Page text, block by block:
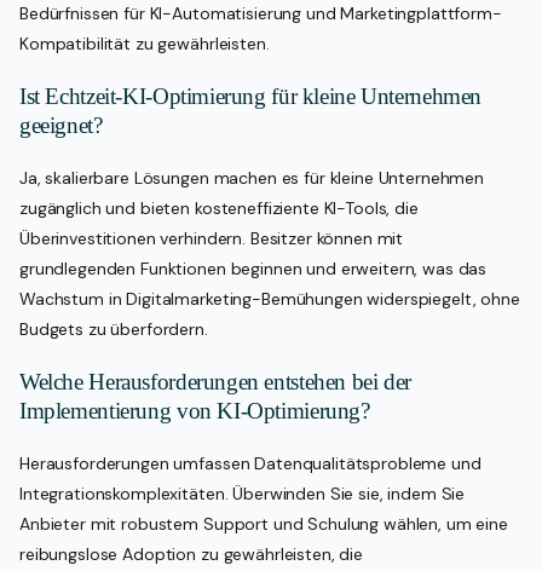
Bedürfnissen für KI-Automatisierung und Marketingplattform-
Kompatibilität zu gewährleisten.
Ist Echtzeit-KI-Optimierung für kleine Unternehmen
geeignet?
Ja, skalierbare Lösungen machen es für kleine Unternehmen
zugänglich und bieten kosteneffiziente KI-Tools, die
Überinvestitionen verhindern. Besitzer können mit
grundlegenden Funktionen beginnen und erweitern, was das
Wachstum in Digitalmarketing-Bemühungen widerspiegelt, ohne
Budgets zu überfordern.
Welche Herausforderungen entstehen bei der
Implementierung von KI-Optimierung?
Herausforderungen umfassen Datenqualitätsprobleme und
Integrationskomplexitäten. Überwinden Sie sie, indem Sie
Anbieter mit robustem Support und Schulung wählen, um eine
reibungslose Adoption zu gewährleisten, die